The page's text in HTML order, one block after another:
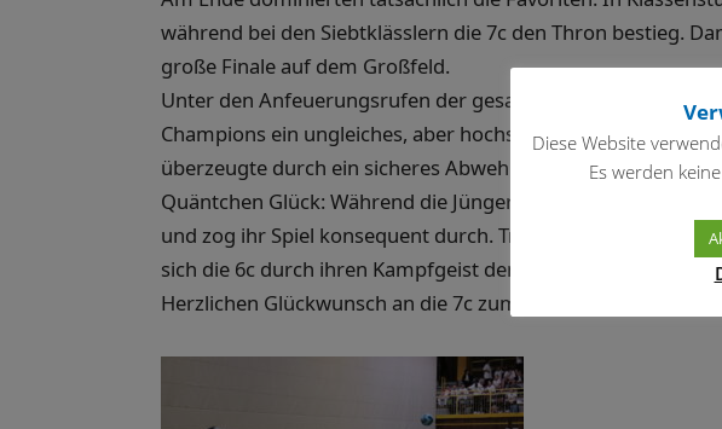
während bei den Siebtklässlern die 7c den Thron bestieg.
große Finale auf dem Großfeld.
Unter den Anfeuerungsrufen der gesamten
Champions ein ungleiches, aber hochspannendes Duell.
überzeugte durch ein sicheres Abwehrverhalten. Doch im
Quäntchen Glück: Während die Jüngeren ihre Chancen
und zog ihr Spiel konsequent durch. Trotz des deutlichen
sich die 6c durch ihren Kampfgeist den Respekt und die
Herzlichen Glückwunsch an die 7c zum Gesamtsieg!
Diese Website
Es werden